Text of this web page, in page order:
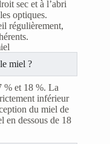
sec et à l’abri
optiques.
régulièrement,
miel ?
% et 18 %. La
inférieur
du miel de
en dessous de 18